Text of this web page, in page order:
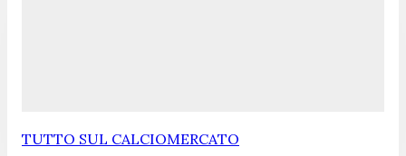
TUTTO SUL CALCIOMERCATO